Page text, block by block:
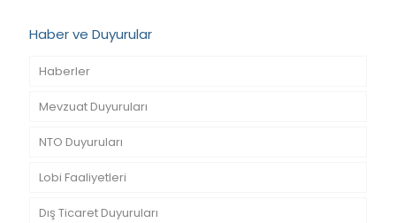
Haber ve Duyurular
Haberler
Mevzuat Duyuruları
NTO Duyuruları
Lobi Faaliyetleri
Dış Ticaret Duyuruları